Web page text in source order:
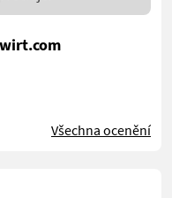
Všechna ocenění